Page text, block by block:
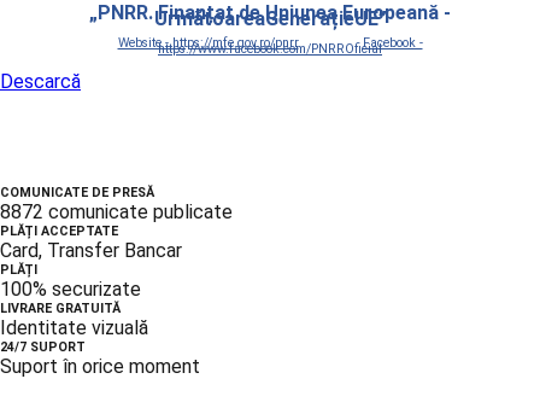
„PNRR. Finanțat de Uniunea Europeană -
UrmătoareaGenerațieUE”
Website - https://mfe.gov.ro/pnrr Facebook -
https://www.facebook.com/PNRROficial
Descarcă
COMUNICATE DE PRESĂ
8872 comunicate publicate
PLĂȚI ACCEPTATE
Card, Transfer Bancar
PLĂȚI
100% securizate
LIVRARE GRATUITĂ
Identitate vizuală
24/7 SUPORT
Suport în orice moment